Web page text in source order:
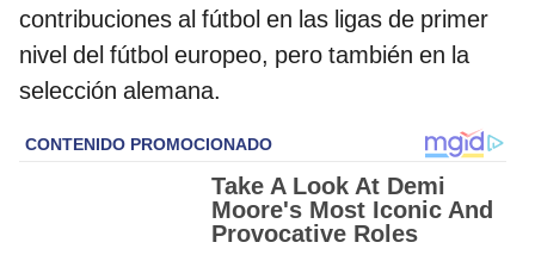
contribuciones al fútbol en las ligas de primer
nivel del fútbol europeo, pero también en la
selección alemana.